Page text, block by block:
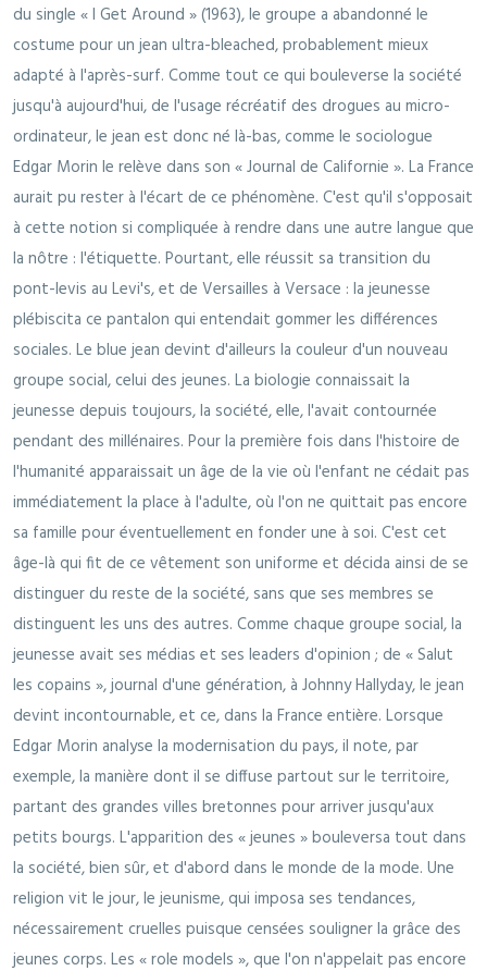
du single « I Get Around » (1963), le groupe a abandonné le
costume pour un jean ultra-bleached, probablement mieux
adapté à l'après-surf. Comme tout ce qui bouleverse la société
jusqu'à aujourd'hui, de l'usage récréatif des drogues au micro-
ordinateur, le jean est donc né là-bas, comme le sociologue
Edgar Morin le relève dans son « Journal de Californie ». La France
aurait pu rester à l'écart de ce phénomène. C'est qu'il s'opposait
à cette notion si compliquée à rendre dans une autre langue que
la nôtre : l'étiquette. Pourtant, elle réussit sa transition du
pont-levis au Levi's, et de Versailles à Versace : la jeunesse
plébiscita ce pantalon qui entendait gommer les différences
sociales. Le blue jean devint d'ailleurs la couleur d'un nouveau
groupe social, celui des jeunes. La biologie connaissait la
jeunesse depuis toujours, la société, elle, l'avait contournée
pendant des millénaires. Pour la première fois dans l'histoire de
l'humanité apparaissait un âge de la vie où l'enfant ne cédait pas
immédiatement la place à l'adulte, où l'on ne quittait pas encore
sa famille pour éventuellement en fonder une à soi. C'est cet
âge-là qui fit de ce vêtement son uniforme et décida ainsi de se
distinguer du reste de la société, sans que ses membres se
distinguent les uns des autres. Comme chaque groupe social, la
jeunesse avait ses médias et ses leaders d'opinion ; de « Salut
les copains », journal d'une génération, à Johnny Hallyday, le jean
devint incontournable, et ce, dans la France entière. Lorsque
Edgar Morin analyse la modernisation du pays, il note, par
exemple, la manière dont il se diffuse partout sur le territoire,
partant des grandes villes bretonnes pour arriver jusqu'aux
petits bourgs. L'apparition des « jeunes » bouleversa tout dans
la société, bien sûr, et d'abord dans le monde de la mode. Une
religion vit le jour, le jeunisme, qui imposa ses tendances,
nécessairement cruelles puisque censées souligner la grâce des
jeunes corps. Les « role models », que l'on n'appelait pas encore